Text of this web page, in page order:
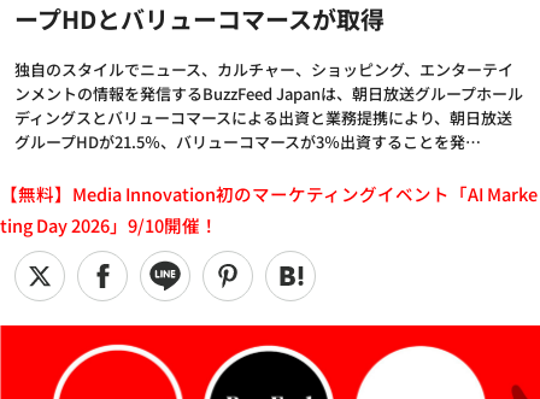
ープHDとバリューコマースが取得
独自のスタイルでニュース、カルチャー、ショッピング、エンターテイ
ンメントの情報を発信するBuzzFeed Japanは、朝日放送グループホール
ディングスとバリューコマースによる出資と業務提携により、朝日放送
グループHDが21.5％、バリューコマースが3％出資することを発…
【無料】Media Innovation初のマーケティングイベント「AI Marke
ting Day 2026」9/10開催！